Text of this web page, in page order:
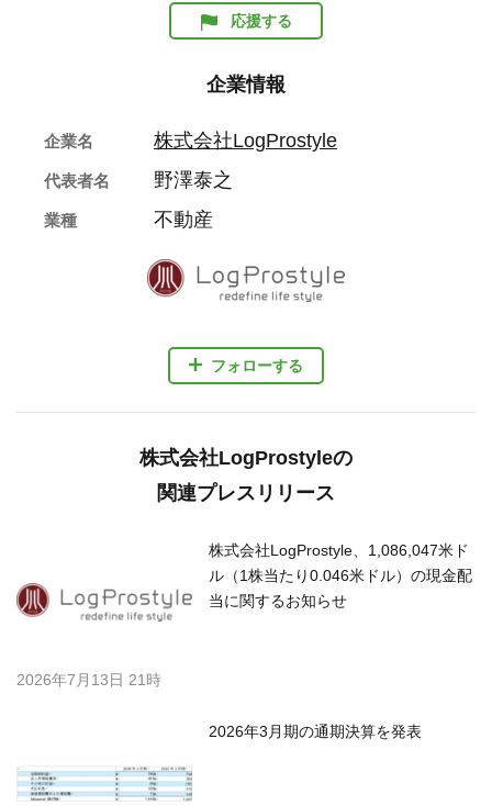
応援する
企業情報
フォローする
企業名 株式会社LogProstyle
代表者名 野澤泰之
業種 不動産
株式会社LogProstyleの
関連プレスリリース
株式会社LogProstyle、1,086,047米ド
ル（1株当たり0.046米ドル）の現金配
当に関するお知らせ
2026年7月13日 21時
2026年3月期の通期決算を発表